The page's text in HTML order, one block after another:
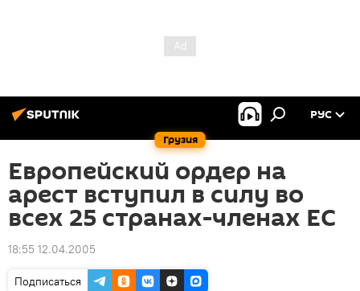
Грузия
РУС
Европейский ордер на
арест вступил в силу во
всех 25 странах-членах ЕС
18:55 12.04.2005
Подписаться